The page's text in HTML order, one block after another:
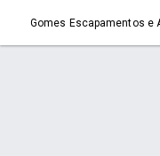
Gomes Escapamentos e